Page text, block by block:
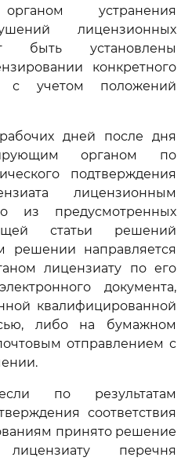
устранения
лицензионных
быть установлены
конкретного
с учетом положений
дней после дня
органом по
подтверждения
лицензионным
из предусмотренных
статьи решений
решении направляется
лицензиату по его
документа,
квалифицированной
либо на бумажном
отправлением с
по результатам
соответствия
принято решение
перечня